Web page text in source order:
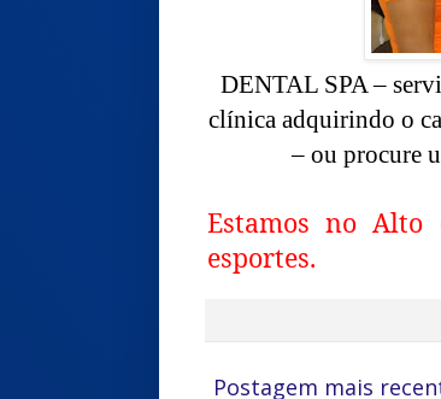
DENTAL SPA –
clínica adquirindo o
– ou procure
Estamos no
esportes.
Postagem mais